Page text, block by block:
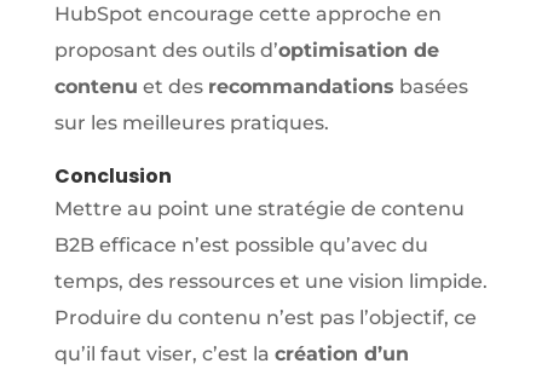
HubSpot encourage cette approche en
proposant des outils d’optimisation de
contenu et des recommandations basées
sur les meilleures pratiques.
Conclusion
Mettre au point une stratégie de contenu
B2B efficace n’est possible qu’avec du
temps, des ressources et une vision limpide.
Produire du contenu n’est pas l’objectif, ce
qu’il faut viser, c’est la création d’un